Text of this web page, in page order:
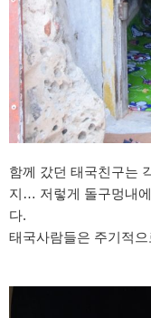
함께 갔던 태국친구는
지… 저렇게 돌구멍내
다.
태국사람들은 주기적